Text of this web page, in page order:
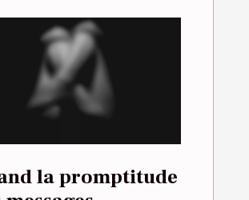
la promptitude